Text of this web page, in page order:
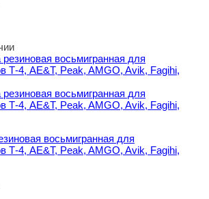
восьмигранная для подъемников
восьмигранная для
Т-4, AE&T, Peak, AMGO, Avik, Fagihi,